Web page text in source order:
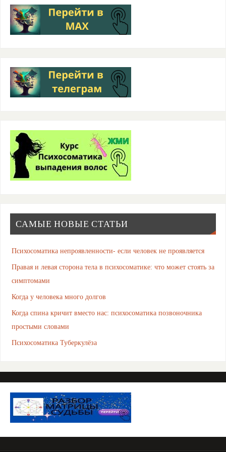
САМЫЕ НОВЫЕ СТАТЬИ
Психосоматика непроявленности- если человек не проявляется
Правая и левая сторона тела в психосоматике: что может стоять за
симптомами
Когда у человека много долгов
Когда спина кричит вместо нас: психосоматика позвоночника
простыми словами
Психосоматика Туберкулёза